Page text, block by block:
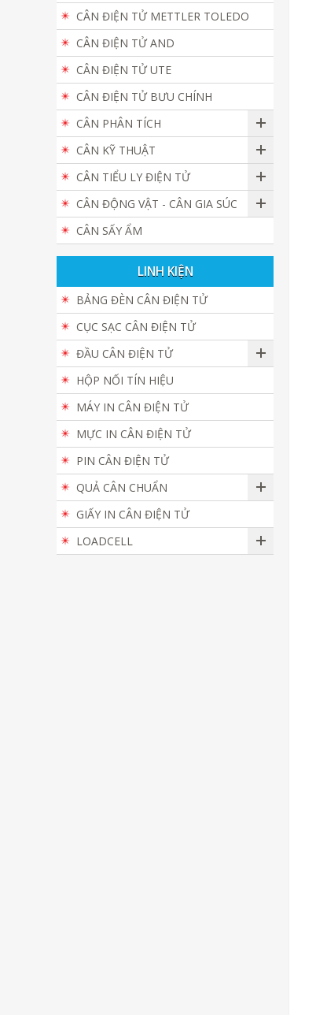
CÂN ĐIỆN TỬ METTLER TOLEDO
CÂN ĐIỆN TỬ AND
CÂN ĐIỆN TỬ UTE
CÂN ĐIỆN TỬ BƯU CHÍNH
CÂN PHÂN TÍCH
CÂN KỸ THUẬT
CÂN TIỂU LY ĐIỆN TỬ
CÂN ĐỘNG VẬT - CÂN GIA SÚC
CÂN SẤY ẨM
LINH KIỆN
BẢNG ĐÈN CÂN ĐIỆN TỬ
CỤC SẠC CÂN ĐIỆN TỬ
ĐẦU CÂN ĐIỆN TỬ
HỘP NỐI TÍN HIỆU
MÁY IN CÂN ĐIỆN TỬ
MỰC IN CÂN ĐIỆN TỬ
PIN CÂN ĐIỆN TỬ
QUẢ CÂN CHUẨN
GIẤY IN CÂN ĐIỆN TỬ
LOADCELL